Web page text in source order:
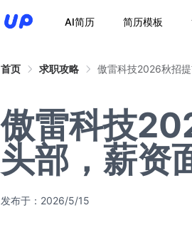
AI简历 简历模板
首页 求职攻略 傲雷科技2026秋招
傲雷科技
头部，薪资
发布于： 2026/5/15